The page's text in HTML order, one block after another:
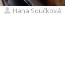
Hana Součková